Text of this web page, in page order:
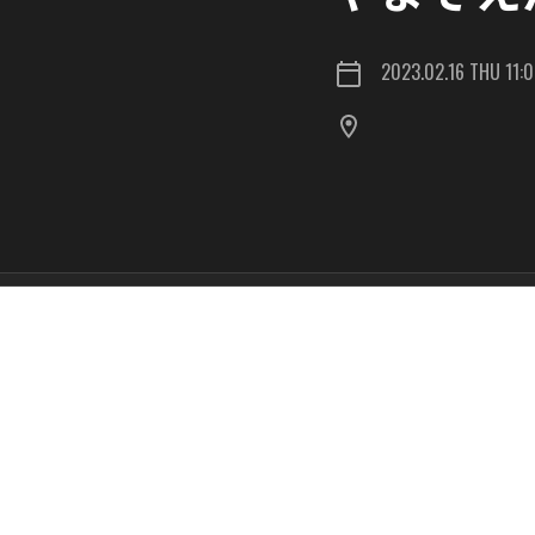
2023.02.16 THU